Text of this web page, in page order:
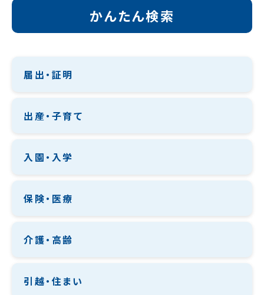
かんたん検索
届出・証明
出産・子育て
入園・入学
保険・医療
介護・高齢
引越・住まい